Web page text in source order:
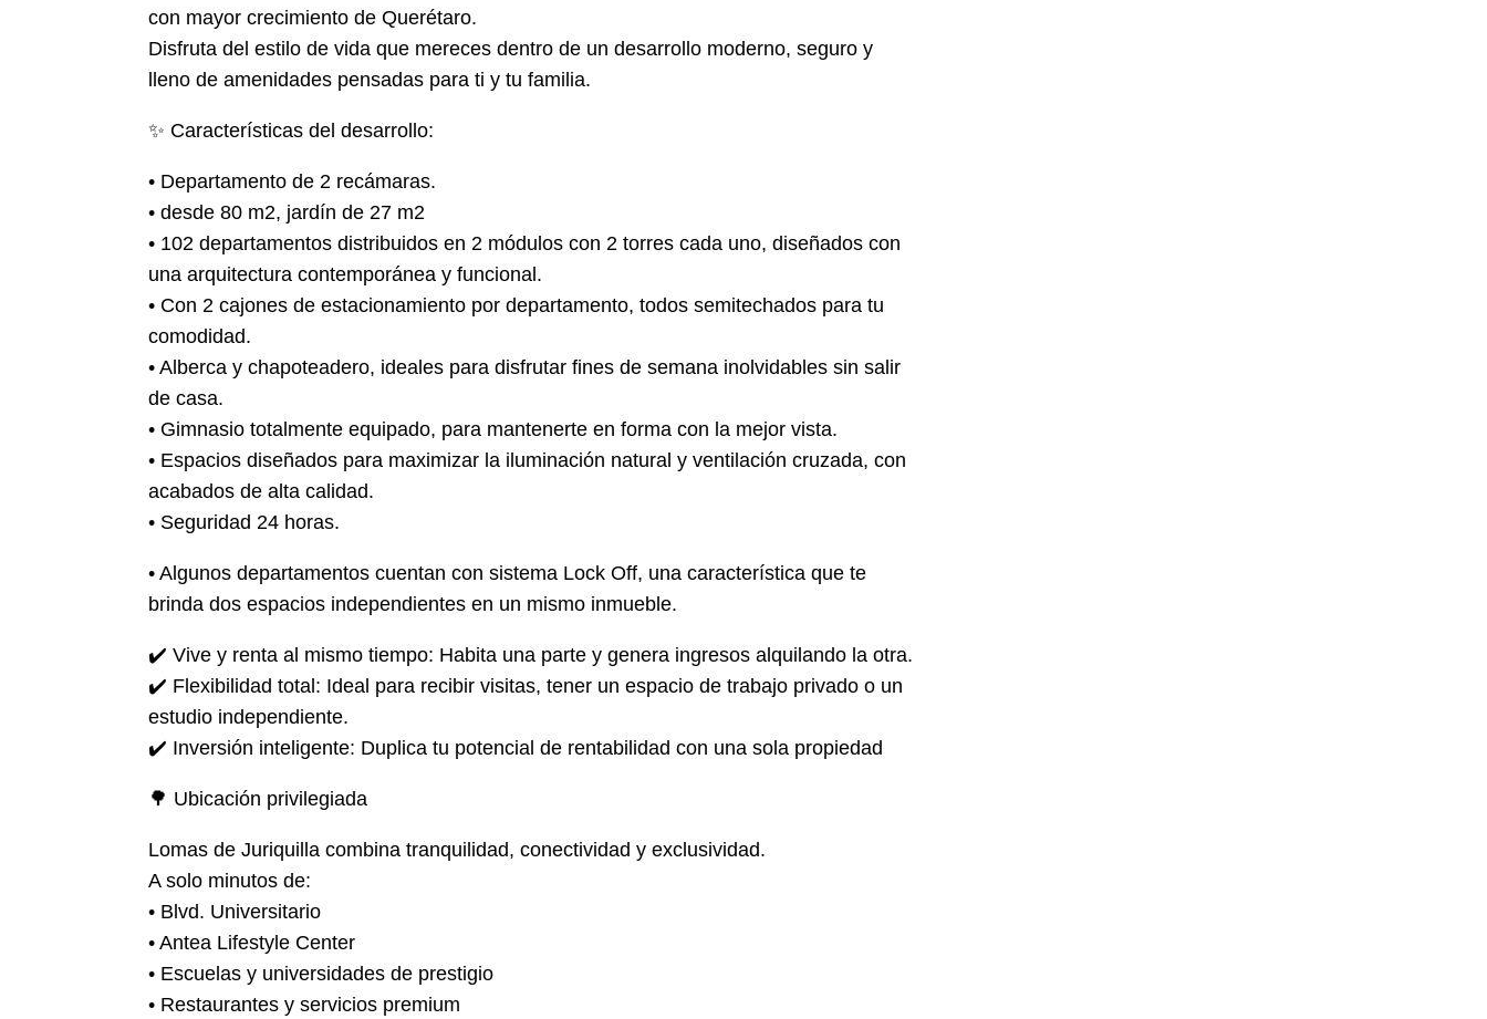
con mayor crecimiento de Querétaro.
Disfruta del estilo de vida que mereces dentro de un desarrollo moderno, seguro y
lleno de amenidades pensadas para ti y tu familia.
✨ Características del desarrollo:
• Departamento de 2 recámaras.
• desde 80 m2, jardín de 27 m2
• 102 departamentos distribuidos en 2 módulos con 2 torres cada uno, diseñados con
una arquitectura contemporánea y funcional.
• Con 2 cajones de estacionamiento por departamento, todos semitechados para tu
comodidad.
• Alberca y chapoteadero, ideales para disfrutar fines de semana inolvidables sin salir
de casa.
• Gimnasio totalmente equipado, para mantenerte en forma con la mejor vista.
• Espacios diseñados para maximizar la iluminación natural y ventilación cruzada, con
acabados de alta calidad.
• Seguridad 24 horas.
• Algunos departamentos cuentan con sistema Lock Off, una característica que te
brinda dos espacios independientes en un mismo inmueble.
✔️ Vive y renta al mismo tiempo: Habita una parte y genera ingresos alquilando la otra.
✔️ Flexibilidad total: Ideal para recibir visitas, tener un espacio de trabajo privado o un
estudio independiente.
✔️ Inversión inteligente: Duplica tu potencial de rentabilidad con una sola propiedad
🌳 Ubicación privilegiada
Lomas de Juriquilla combina tranquilidad, conectividad y exclusividad.
A solo minutos de:
• Blvd. Universitario
• Antea Lifestyle Center
• Escuelas y universidades de prestigio
• Restaurantes y servicios premium